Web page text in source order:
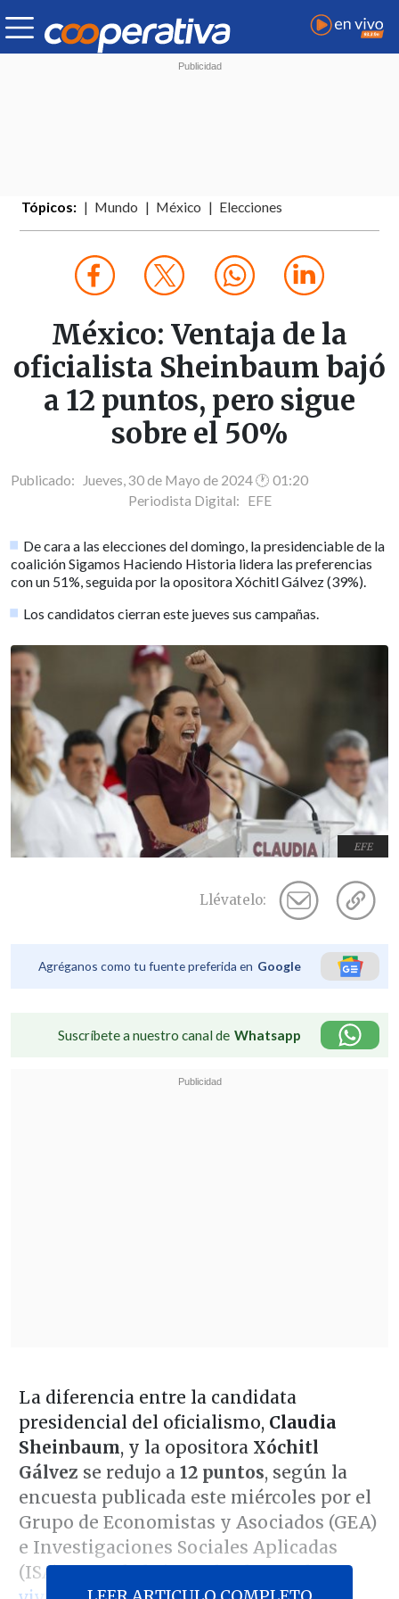
Tópicos: Mundo México Elecciones
México: Ventaja de la
oficialista Sheinbaum bajó
a 12 puntos, pero sigue
sobre el 50%
Publicado: Jueves, 30 de Mayo de 2024 🕐 01:20
Periodista Digital: EFE
De cara a las elecciones del domingo, la presidenciable de la
coalición Sigamos Haciendo Historia lidera las preferencias
con un 51%, seguida por la opositora Xóchitl Gálvez (39%).
Los candidatos cierran este jueves sus campañas.
EFE
Llévatelo:
Agréganos como tu fuente preferida en Google
Suscríbete a nuestro canal de Whatsapp
La diferencia entre la candidata
presidencial del oficialismo, Claudia
Sheinbaum, y la opositora Xóchitl
Gálvez se redujo a 12 puntos, según la
encuesta publicada este miércoles por el
Grupo de Economistas y Asociados (GEA)
e Investigaciones Sociales Aplicadas
(ISA) antes dela jornada electoral que